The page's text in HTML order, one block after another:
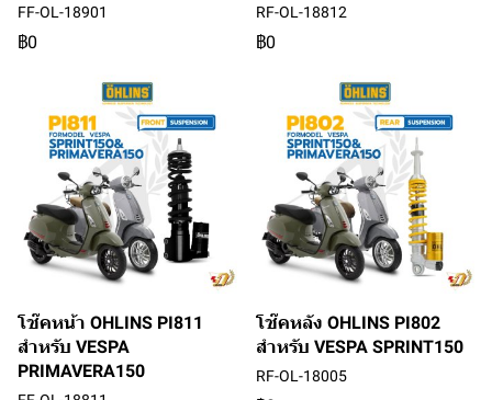
FF-OL-18901
฿0
RF-OL-18812
฿0
โช๊คหน้า OHLINS PI811
สำหรับ VESPA
PRIMAVERA150
โช๊คหลัง OHLINS PI802
สำหรับ VESPA SPRINT150
RF-OL-18005